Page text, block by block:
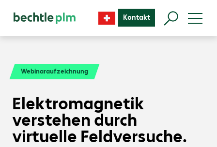
Kontakt
Webinaraufzeichnung
Elektromagnetik
verstehen durch
virtuelle Feldversuche.